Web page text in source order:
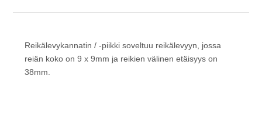
Reikälevykannatin / -piikki soveltuu reikälevyyn, jossa
reiän koko on 9 x 9mm ja reikien välinen etäisyys on
38mm.